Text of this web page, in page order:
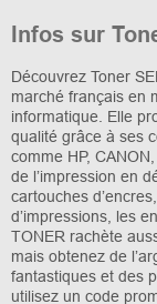
Infos sur
Découvrez Toner
marché français en
informatique. Elle
qualité grâce à ses
comme HP,
de l’impression en
cartouches
d’impressions, les
TONER rachète
mais obtenez de
fantastiques et des
utilisez un code